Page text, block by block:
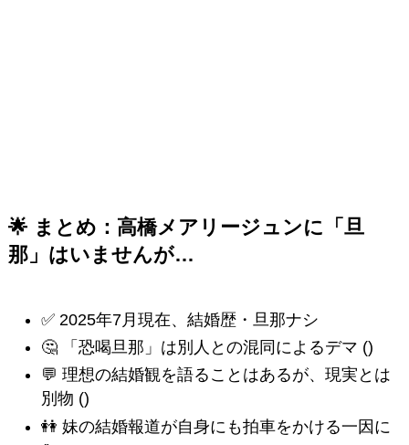
🌟 まとめ：高橋メアリージュンに「旦
那」はいませんが…
✅ 2025年7月現在、結婚歴・旦那ナシ
🤔 「恐喝旦那」は別人との混同によるデマ ()
💬 理想の結婚観を語ることはあるが、現実とは
別物 ()
👭 妹の結婚報道が自身にも拍車をかける一因に